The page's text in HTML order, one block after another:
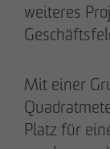
weiteres
Mit einer
Platz für